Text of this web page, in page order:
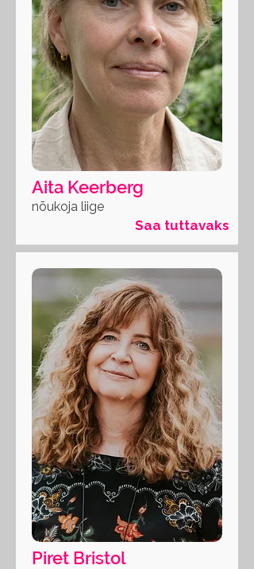
Aita Keerberg
nõukoja liige
Saa tuttavaks
Piret Bristol